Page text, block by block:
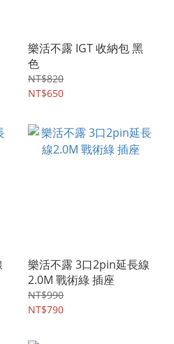
樂活不露 IGT 收納包 黑
色
NT$820
NT$650
樂活不露 3口2pin延長線
2.0M 戰術綠 插座
NT$990
NT$790